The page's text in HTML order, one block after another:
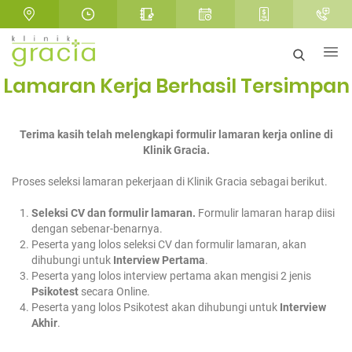
Lamaran Kerja Berhasil Tersimpan
Terima kasih telah melengkapi formulir lamaran kerja online di
Klinik Gracia.
Proses seleksi lamaran pekerjaan di Klinik Gracia sebagai berikut.
Seleksi CV dan formulir lamaran. Formulir lamaran harap diisi
dengan sebenar-benarnya.
Peserta yang lolos seleksi CV dan formulir lamaran, akan
dihubungi untuk Interview Pertama.
Peserta yang lolos interview pertama akan mengisi 2 jenis
Psikotest secara Online.
Peserta yang lolos Psikotest akan dihubungi untuk Interview
Akhir.